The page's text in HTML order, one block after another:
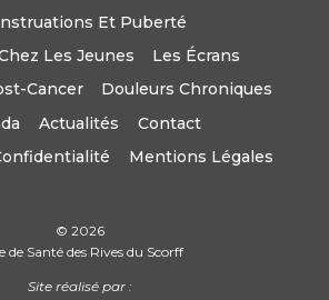
Et Puberté
Les Jeunes
Les Écrans
Cancer
Douleurs Chroniques
Actualités
Contact
Mentions Légales
© 2026
de Santé des Rives du Scorff
Site réalisé par :